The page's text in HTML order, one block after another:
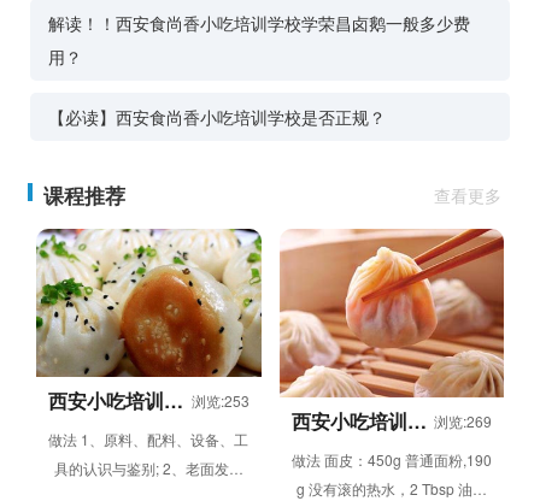
解读！！西安食尚香小吃培训学校学荣昌卤鹅一般多少费
用？
【必读】西安食尚香小吃培训学校是否正规？
课程推荐 查看更多
西安小吃培训学 浏览:253
做法 1、原料、配料、设备、工
具的认识与鉴别; 2、老面发酵
西安小吃培训学 浏览:269
做法 面皮：450g 普通面粉,190
g 没有滚的热水，2 Tbsp 油，